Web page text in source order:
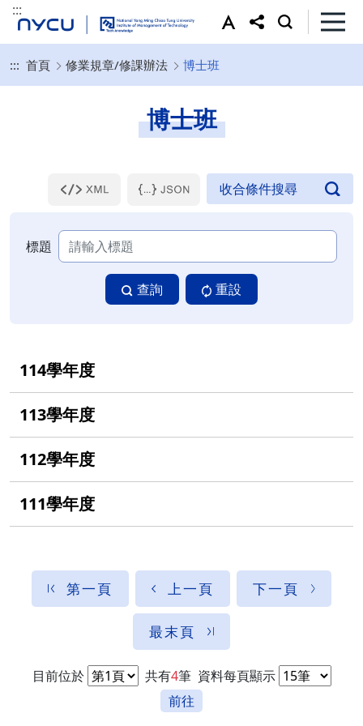
:::
::: 首頁 修業規章/修課辦法 博士班
博士班
標題
查詢 重設
114學年度
113學年度
112學年度
111學年度
第一頁 上一頁 下一頁
最末頁
目前位於 共有4筆 資料每頁顯示
前往